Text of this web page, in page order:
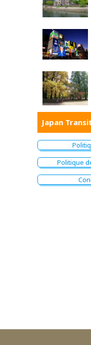
Japan
Politique